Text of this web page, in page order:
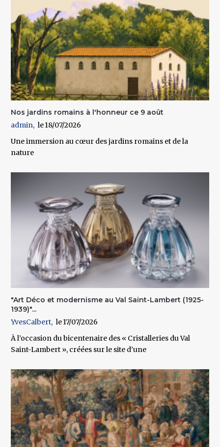
Nos jardins romains à l'honneur ce 9 août
admin
18/07/2026
Une immersion au cœur des jardins romains et de la
nature
"Art Déco et modernisme au Val Saint-Lambert (1925-
1939)"...
YvesCalbert
17/07/2026
À l’occasion du bicentenaire des « Cristalleries du Val
Saint-Lambert », créées sur le site d’une